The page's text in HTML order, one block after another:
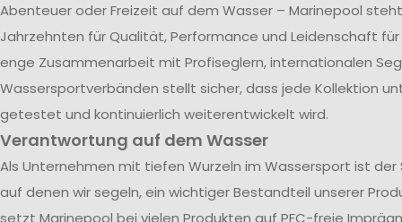
Abenteuer oder Freizeit auf dem Wasser – Marinepool
Jahrzehnten für Qualität, Performance und Leidenschaft
enge Zusammenarbeit mit Profiseglern, internationalen
Wassersportverbänden stellt sicher, dass jede Kollektion
getestet und kontinuierlich weiterentwickelt wird.
Verantwortung auf dem Wasser
Als Unternehmen mit tiefen Wurzeln im Wassersport ist der
auf denen wir segeln, ein wichtiger Bestandteil unserer